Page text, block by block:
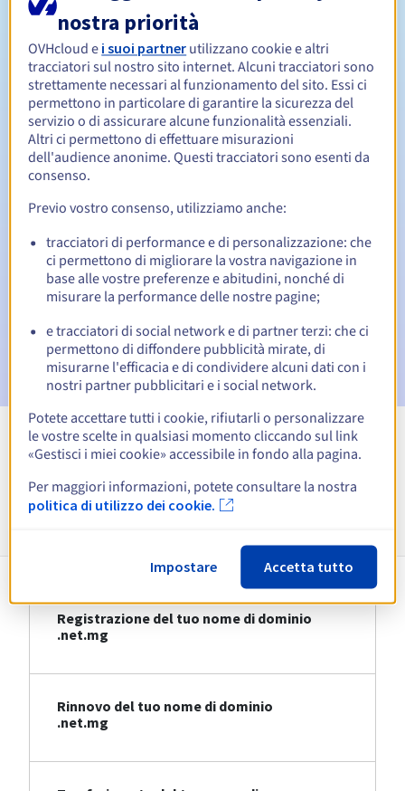
Periodo di rinnovo Da 1 a 5 anni
Redemption period 28 giorni
Notifiche automatiche:
scadenza
Email il giorno della scadenzaper notificare la
sospensione del nome di dominio
Email dopo il Redemption Grace Periodper notificare la
cancellazione del nome di dominio
Visualizza tutte le estensioni
Informazioni su .net.mg
Registrazione del tuo nome di dominio
.net.mg
Rinnovo del tuo nome di dominio
.net.mg
nostra priorità
OVHcloud e i suoi partner utilizzano cookie e altri
tracciatori sul nostro sito internet. Alcuni tracciatori sono
strettamente necessari al funzionamento del sito. Essi ci
permettono in particolare di garantire la sicurezza del
servizio o di assicurare alcune funzionalità essenziali.
Altri ci permettono di effettuare misurazioni
dell'audience anonime. Questi tracciatori sono esenti da
consenso.
Previo vostro consenso, utilizziamo anche:
tracciatori di performance e di personalizzazione: che
ci permettono di migliorare la vostra navigazione in
base alle vostre preferenze e abitudini, nonché di
misurare la performance delle nostre pagine;
e tracciatori di social network e di partner terzi: che ci
permettono di diffondere pubblicità mirate, di
misurarne l'efficacia e di condividere alcuni dati con i
nostri partner pubblicitari e i social network.
Potete accettare tutti i cookie, rifiutarli o personalizzare
le vostre scelte in qualsiasi momento cliccando sul link
«Gestisci i miei cookie» accessibile in fondo alla pagina.
Per maggiori informazioni, potete consultare la nostra
politica di utilizzo dei cookie.
Impostare Accetta tutto